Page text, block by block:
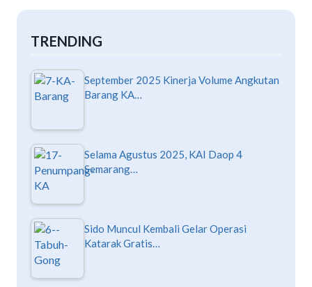
TRENDING
September 2025 Kinerja Volume Angkutan
Barang KA…
Selama Agustus 2025, KAI Daop 4
Semarang…
Sido Muncul Kembali Gelar Operasi
Katarak Gratis…